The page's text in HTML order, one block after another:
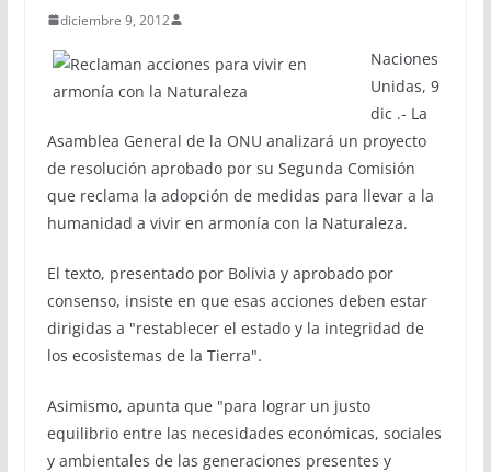
diciembre 9, 2012
Naciones
Unidas, 9
dic .- La
Asamblea General de la ONU analizará un proyecto
de resolución aprobado por su Segunda Comisión
que reclama la adopción de medidas para llevar a la
humanidad a vivir en armonía con la Naturaleza.
El texto, presentado por Bolivia y aprobado por
consenso, insiste en que esas acciones deben estar
dirigidas a "restablecer el estado y la integridad de
los ecosistemas de la Tierra".
Asimismo, apunta que "para lograr un justo
equilibrio entre las necesidades económicas, sociales
y ambientales de las generaciones presentes y